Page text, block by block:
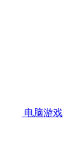
电脑游戏